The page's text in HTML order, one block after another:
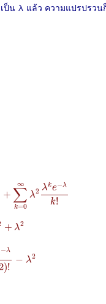
ป็น λ แล้ว ความแปรปรวน
+
∞
∑
k=0
λ2 λke−λ
k!
+ λ2
−λ
)!
− λ2